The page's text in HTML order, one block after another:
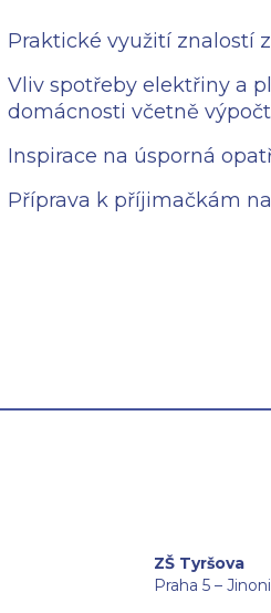
Praktické využití znalostí
Vliv spotřeby elektřiny a
domácnosti včetně
Inspirace na úsporná
Příprava k příjimačkám
ZŠ Tyršova
Praha 5 –